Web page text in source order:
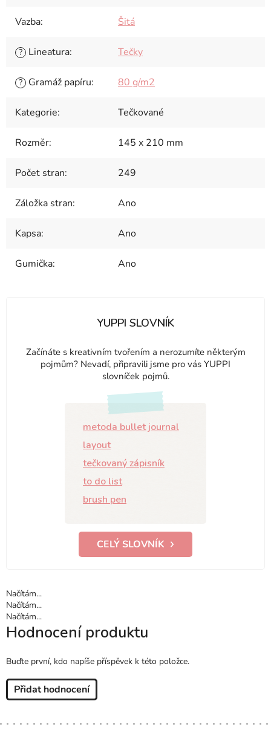
Vazba: Šitá
? Lineatura: Tečky
? Gramáž papíru: 80 g/m2
Kategorie: Tečkované
Rozměr: 145 x 210 mm
Počet stran: 249
Záložka stran: Ano
Kapsa: Ano
Gumička: Ano
YUPPI SLOVNÍK
Začínáte s kreativním tvořením a nerozumíte některým
pojmům? Nevadí, připravili jsme pro vás YUPPI
slovníček pojmů.
metoda bullet journal
layout
tečkovaný zápisník
to do list
brush pen
CELÝ SLOVNÍK
Načítám...
Načítám...
Načítám...
Hodnocení produktu
Buďte první, kdo napíše příspěvek k této položce.
Přidat hodnocení